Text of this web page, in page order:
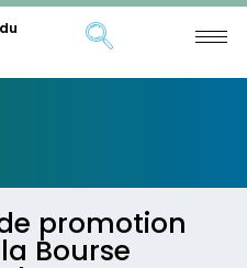
promotion
Bourse